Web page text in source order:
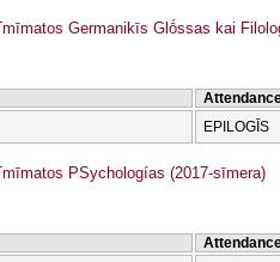
Germanikīs Glṓssas kai
EPILOGĪS
PSychologías (2017-sīmera)